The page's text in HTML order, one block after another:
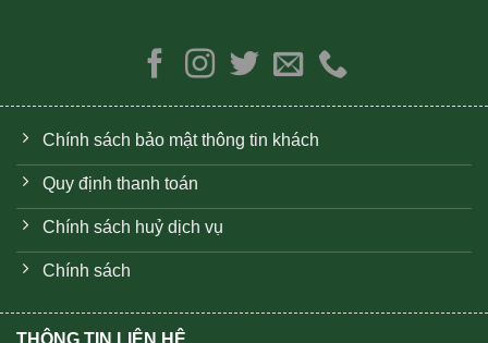
Chính sách bảo mật thông tin khách
Quy định thanh toán
Chính sách huỷ dịch vụ
Chính sách
THÔNG TIN LIÊN HỆ